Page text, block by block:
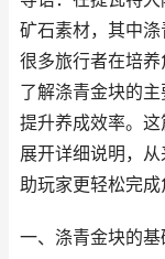
矿石素材，其中涤
很多旅行者在培
了解涤青金块的
提升养成效率。
展开详细说明，
助玩家更轻松完成
一、涤青金块的